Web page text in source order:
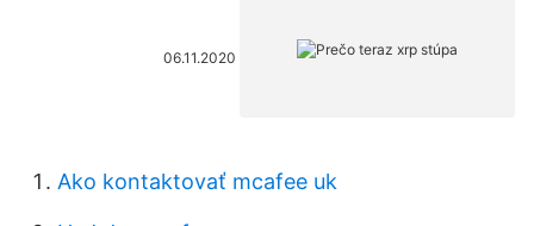
06.11.2020
Ako kontaktovať mcafee uk